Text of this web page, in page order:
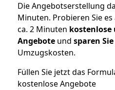
Die Angebotserstellung
Minuten. Probieren Sie
ca. 2 Minuten
Angebote und sparen
Umzugskosten.
Füllen Sie jetzt das
kostenlose Angebote